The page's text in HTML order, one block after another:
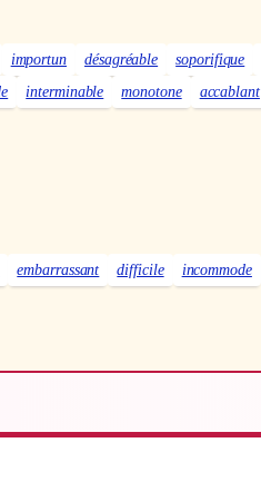
importun désagréable soporifique
interminable monotone accablant
embarrassant difficile incommode